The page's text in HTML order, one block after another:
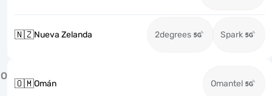
🇳🇿Nueva Zelanda 2degrees Spark
O
🇴🇲Omán Omantel